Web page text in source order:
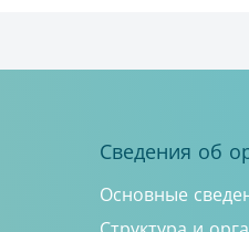
Сведения об
Основные